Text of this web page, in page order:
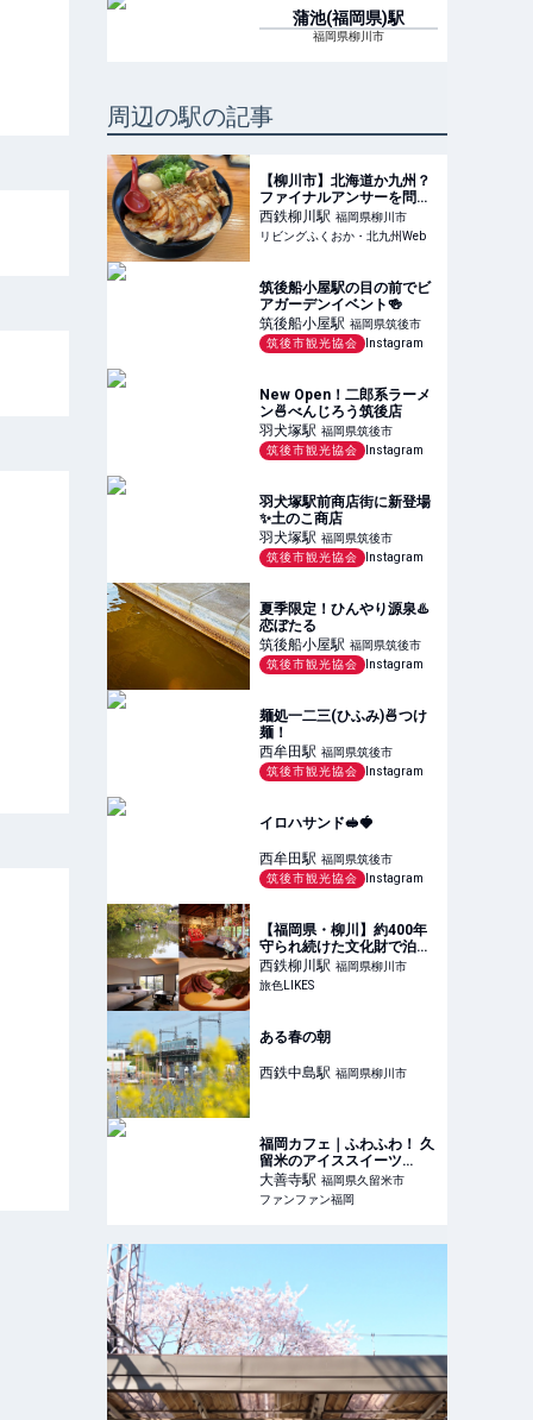
蒲池(福岡県)駅
福岡県柳川市
周辺の駅の記事
【柳川市】北海道か九州？
ファイナルアンサーを問わ
れる地元大人気の拉麺店
西鉄柳川駅 福岡県柳川市
リビングふくおか・北九州Web
筑後船小屋駅の目の前でビ
アガーデンイベント🍻
筑後船小屋駅 福岡県筑後市
筑後市観光協会
Instagram
New Open！二郎系ラーメ
ン🍜べんじろう筑後店
羽犬塚駅 福岡県筑後市
筑後市観光協会
Instagram
羽犬塚駅前商店街に新登場
✨️土のこ商店
羽犬塚駅 福岡県筑後市
筑後市観光協会
Instagram
夏季限定！ひんやり源泉♨️
恋ぼたる
筑後船小屋駅 福岡県筑後市
筑後市観光協会
Instagram
麺処一二三(ひふみ)🍜つけ
麺！
西牟田駅 福岡県筑後市
筑後市観光協会
Instagram
イロハサンド🥪🍓
西牟田駅 福岡県筑後市
筑後市観光協会
Instagram
【福岡県・柳川】約400年
守られ続けた文化財で泊ま
る体験。「柳川藩主立花邸
御花」宿泊レポ｜旅色
西鉄柳川駅 福岡県柳川市
旅色LIKES
ある春の朝
西鉄中島駅 福岡県柳川市
福岡カフェ｜ふわふわ！ 久
留米のアイススイーツ
♡【QQQ KURUME】〜グ
ルメ探検隊〜 | ファンファ
大善寺駅 福岡県久留米市
ファンファン福岡